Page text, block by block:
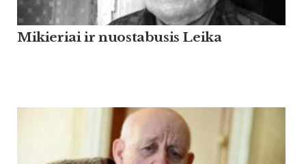
Mikieriai ir nuostabusis Leika